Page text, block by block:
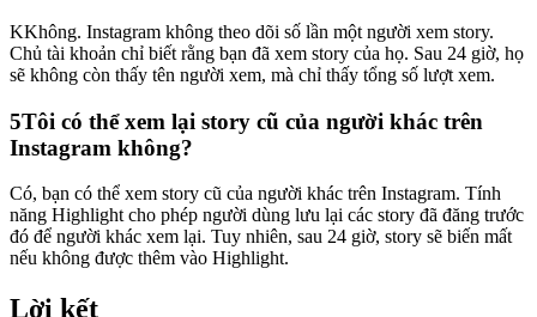
KKhông. Instagram không theo dõi số lần một người xem story.
Chủ tài khoản chỉ biết rằng bạn đã xem story của họ. Sau 24 giờ, họ
sẽ không còn thấy tên người xem, mà chỉ thấy tổng số lượt xem.
5Tôi có thể xem lại story cũ của người khác trên
Instagram không?
Có, bạn có thể xem story cũ của người khác trên Instagram. Tính
năng Highlight cho phép người dùng lưu lại các story đã đăng trước
đó để người khác xem lại. Tuy nhiên, sau 24 giờ, story sẽ biến mất
nếu không được thêm vào Highlight.
Lời kết